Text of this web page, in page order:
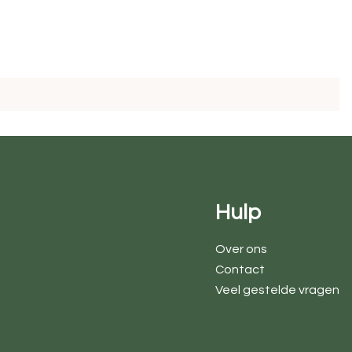
Hulp
Over ons
Contact
Veel gestelde vragen